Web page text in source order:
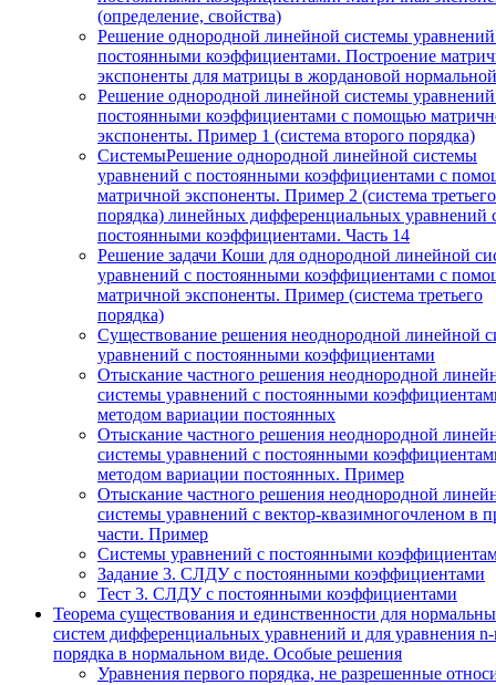
(определение, свойства)
Решение однородной линейной системы
постоянными коэффициентами. Построение
экспоненты для матрицы в жордановой
Решение однородной линейной системы
постоянными коэффициентами с помощью
экспоненты. Пример 1 (система второго порядка)
СистемыРешение однородной линейной системы
уравнений с постоянными коэффициентами с
матричной экспоненты. Пример 2 (система третьего
порядка) линейных дифференциальных уравнений
постоянными коэффициентами. Часть 14
Решение задачи Коши для однородной линейной
уравнений с постоянными коэффициентами с
матричной экспоненты. Пример (система третьего
порядка)
Существование решения неоднородной линейной
уравнений с постоянными коэффициентами
Отыскание частного решения неоднородной
системы уравнений с постоянными
методом вариации постоянных
Отыскание частного решения неоднородной
системы уравнений с постоянными
методом вариации постоянных. Пример
Отыскание частного решения неоднородной
системы уравнений с вектор-квазимногочленом в
части. Пример
Системы уравнений с постоянными
Задание 3. СЛДУ с постоянными коэффициентами
Тест 3. СЛДУ с постоянными коэффициентами
Теорема существования и единственности для
систем дифференциальных уравнений и для уравнения n-
порядка в нормальном виде. Особые решения
Уравнения первого порядка, не разрешенные